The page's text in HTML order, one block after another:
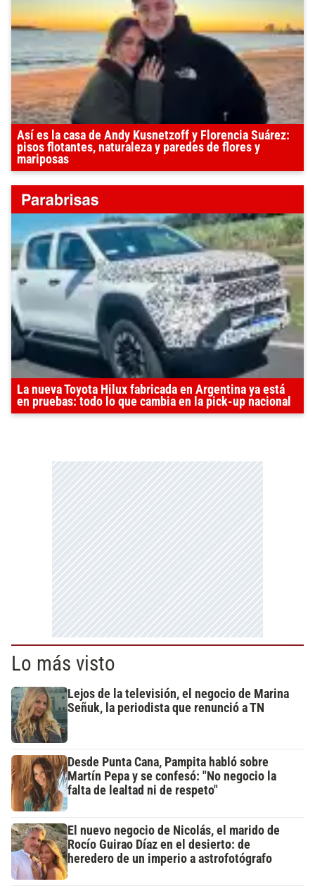
Así es la casa de Andy Kusnetzoff y Florencia Suárez:
pisos flotantes, naturaleza y paredes de flores y
mariposas
La nueva Toyota Hilux fabricada en Argentina ya está
en pruebas: todo lo que cambia en la pick-up nacional
Lo más visto
Lejos de la televisión, el negocio de Marina
Señuk, la periodista que renunció a TN
Desde Punta Cana, Pampita habló sobre
Martín Pepa y se confesó: "No negocio la
falta de lealtad ni de respeto"
El nuevo negocio de Nicolás, el marido de
Rocío Guirao Díaz en el desierto: de
heredero de un imperio a astrofotógrafo